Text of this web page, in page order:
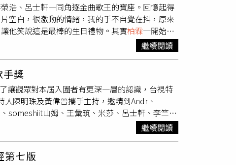
浩、呂士軒一同角逐金曲歌王的寶座。回憶起得
空白，很激動的情緒，我的手不自覺在抖，原來
他笑說這是最棒的生日禮物。其實柏霖一開始記
才打開電視看轉播，「剛好是放飯時間，我坐在
子拉下來蓋住臉！」在大家面前時他努力忍住情
眼睛都是腫的。得知入圍後
能入圍，最後卻摃龜，不過那時他正處於另一個
成不知道該開心嗎？會很尷尬，現在想想也很慶
的時間準備《中國好聲音》的比賽，但卻因一
利，當時柏霖也歷經家人離世之痛。（圖／楊澍
乎沒有工作，沒什麼累積，不知道在瞎忙什
在家裡，身旁只有狗狗陪伴，就連爸爸都看不下
？」某天他在家裡看著鏡子中的自己，忍不住哭
為什麼現在活得這麼落魄？」
繼續閱讀
獎
讓觀眾對本屆入圍者有更深一層的認識，台視特
陳明珠及黃偉晉攜手主持，邀請到Andr、
someshiit山姆、王彙筑、米莎、呂士軒、李竺
黃子軒、楊淑喻（吉那）、楊肅浩、粹垢
雙、魏如萱等26組入圍嘉賓齊聚一堂，不僅暢談
先一探本屆入圍者的音樂魅力。《GMA Heat入圍
PoLin、呂士軒、蕭煌奇。（圖／台視提供）此
繼續閱讀
第七版